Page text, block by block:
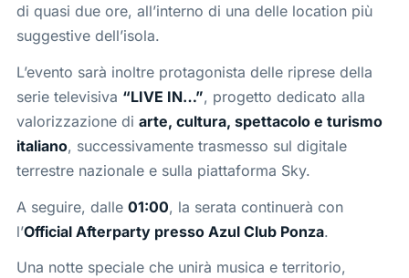
di quasi due ore, all’interno di una delle location più
suggestive dell’isola.
L’evento sarà inoltre protagonista delle riprese della
serie televisiva “LIVE IN…”, progetto dedicato alla
valorizzazione di arte, cultura, spettacolo e turismo
italiano, successivamente trasmesso sul digitale
terrestre nazionale e sulla piattaforma Sky.
A seguire, dalle 01:00, la serata continuerà con
l’Official Afterparty presso Azul Club Ponza.
Una notte speciale che unirà musica e territorio,